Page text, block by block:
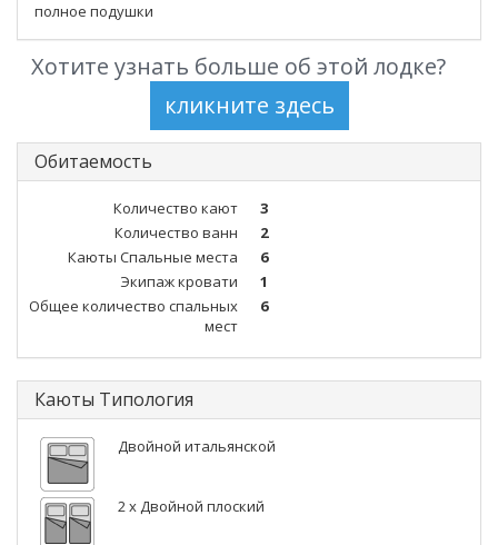
полное подушки
Хотите узнать больше об этой лодке?
Обитаемость
Количество кают
3
Количество ванн
2
Каюты Спальные места
6
Экипаж кровати
1
Общее количество спальных
мест
6
Каюты Типология
Двойной итальянской
2 x Двойной плоский